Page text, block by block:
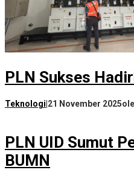
PLN Sukses
Teknologi 21 November 2025
PLN UID Sumut
BUMN